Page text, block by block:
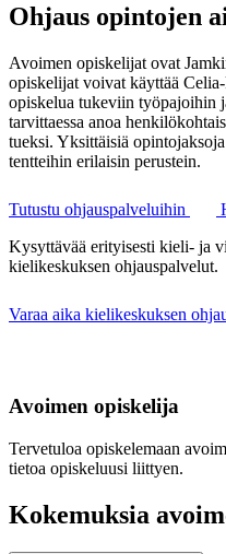
Ohjaus opintojen
Avoimen opiskelijat ovat
opiskelijat voivat käyttää
opiskelua tukeviin työpajoihin
tarvittaessa anoa
tueksi. Yksittäisiä
tentteihin erilaisin perustein.
Tutustu ohjauspalveluihin
Kysyttävää erityisesti kieli- ja
kielikeskuksen ohjauspalvelut.
Varaa aika kielikeskuksen
Avoimen opiskelija
Tervetuloa opiskelemaan
tietoa opiskeluusi liittyen.
Kokemuksia